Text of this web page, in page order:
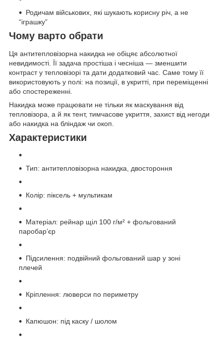
Родичам військових, які шукають корисну річ, а не
“іграшку”
Чому варто обрати
Ця антитепловізорна накидка не обіцяє абсолютної
невидимості. Її задача простіша і чесніша — зменшити
контраст у тепловізорі та дати додатковий час. Саме тому її
використовують у полі: на позиції, в укритті, при переміщенні
або спостереженні.
Накидка може працювати не тільки як маскування від
тепловізора, а й як тент, тимчасове укриття, захист від негоди
або накидка на бліндаж чи окоп.
Характеристики
Тип: антитепловізорна накидка, двостороння
Колір: піксель + мультикам
Матеріал: рейнар щіл 100 г/м² + фольгований
паробар’єр
Підсилення: подвійний фольгований шар у зоні
плечей
Кріплення: люверси по периметру
Капюшон: під каску / шолом